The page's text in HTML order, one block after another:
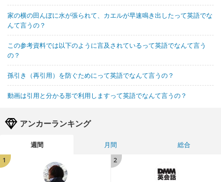
家の横の田んぼに水が張られて、カエルが早速鳴き出したって英語でな
んて言うの？
この参考資料では以下のように言及されているって英語でなんて言う
の？
孫引き（再引用）を防ぐためにって英語でなんて言うの？
動画は引用と分かる形で利用しますって英語でなんて言うの？
アンカーランキング
週間 月間
総合
1
2